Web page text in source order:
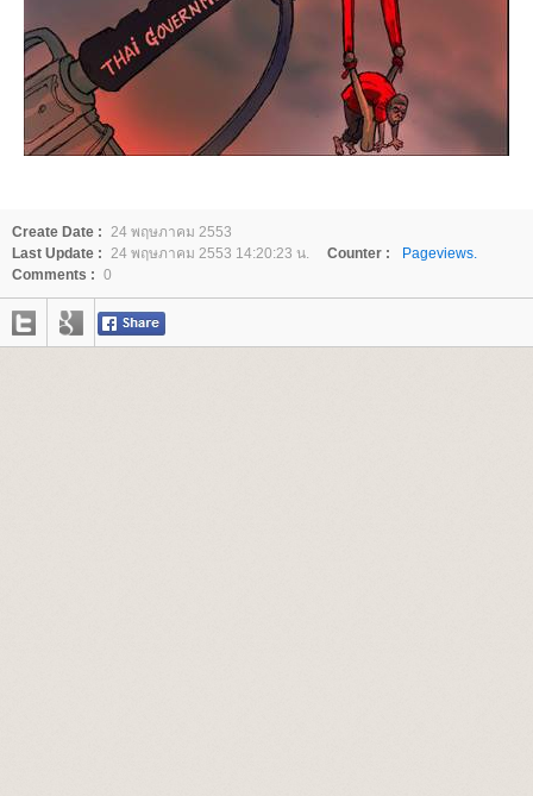
Create Date : 24 พฤษภาคม 2553
Last Update : 24 พฤษภาคม 2553 14:20:23 น. Counter :
Pageviews.
Comments : 0